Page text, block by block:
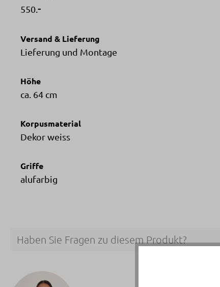
550.-
Versand & Lieferung
Lieferung und Montage
Höhe
ca. 64 cm
Korpusmaterial
Dekor weiss
Griffe
alufarbig
Haben Sie Fragen zu diesem Produkt?